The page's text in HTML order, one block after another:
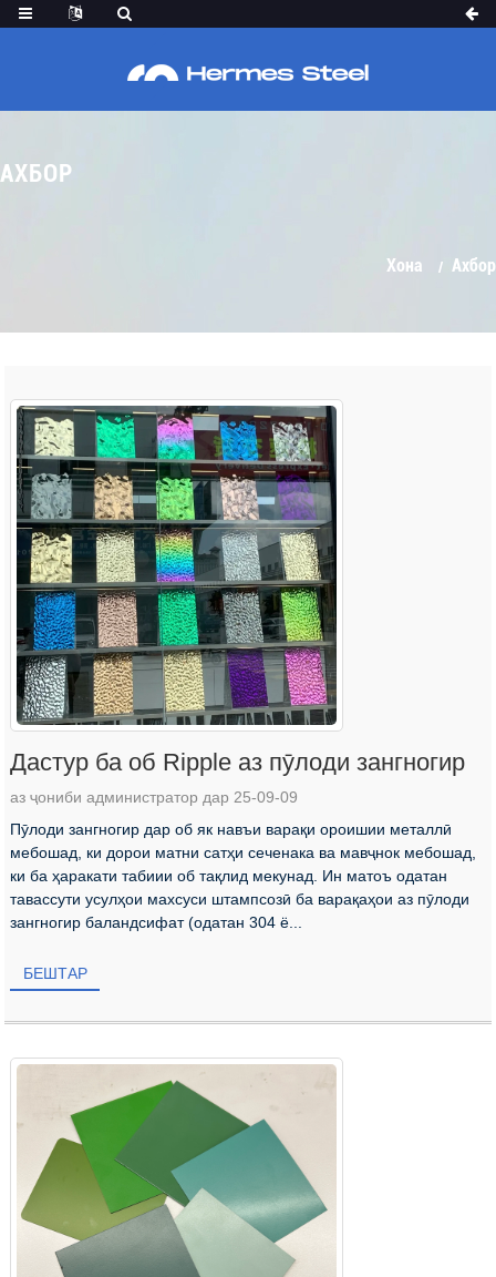
АХБОР
Хона Ахбор
Дастур ба об Ripple аз пӯлоди зангногир
аз ҷониби администратор дар 25-09-09
Пӯлоди зангногир дар об як навъи варақи ороишии металлӣ
мебошад, ки дорои матни сатҳи сеченака ва мавҷнок мебошад,
ки ба ҳаракати табиии об тақлид мекунад. Ин матоъ одатан
тавассути усулҳои махсуси штампсозӣ ба варақаҳои аз пӯлоди
зангногир баландсифат (одатан 304 ё...
БЕШТАР